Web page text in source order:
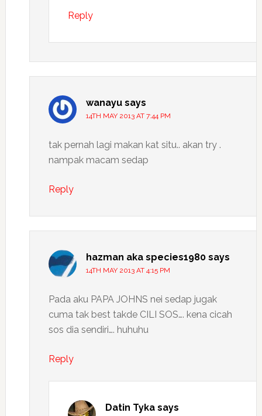
Reply
wanayu says
14TH MAY 2013 AT 7:44 PM
tak pernah lagi makan kat situ.. akan try .
nampak macam sedap
Reply
hazman aka species1980 says
14TH MAY 2013 AT 4:15 PM
Pada aku PAPA JOHNS nei sedap jugak
cuma tak best takde CILI SOS…. kena cicah
sos dia sendiri…. huhuhu
Reply
Datin Tyka says